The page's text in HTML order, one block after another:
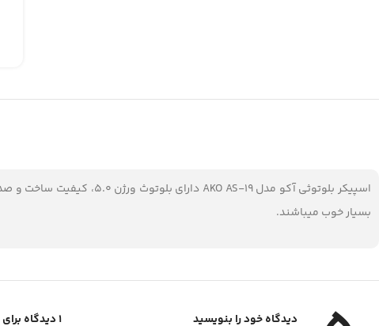
بسیار خوب میباشند.
1 دیدگاه برای
دیدگاه خود را بنویسید